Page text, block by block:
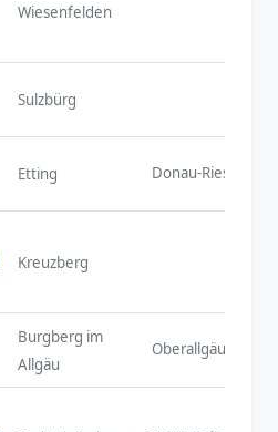
Wiesenfelden
Sulzbürg
Etting Donau-Ries
Kreuzberg
Burgberg im
Allgäu
Oberallgäu